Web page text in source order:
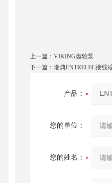
上一篇： VIKING齿轮泵
下一篇： 瑞典ENTRELEC接线
产品：
您的单位：
您的姓名：